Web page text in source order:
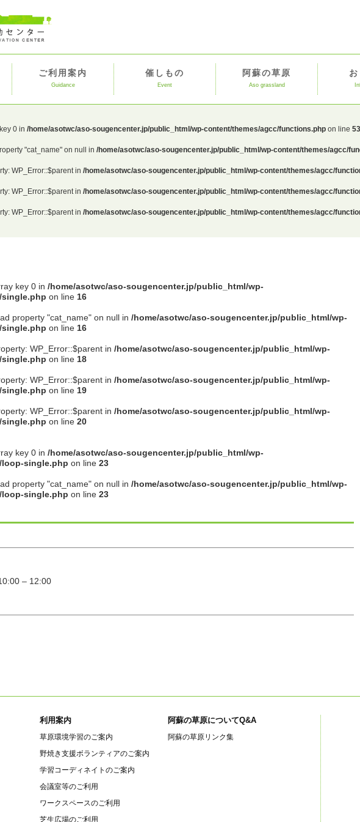
ご利用案内
Guidance
催しもの
Event
阿蘇の草原
Aso grassland
0 in /home/asotwc/aso-sougencenter.jp/public_html/wp-content/themes/agcc/functions.php on line
"cat_name" on null in /home/asotwc/aso-sougencenter.jp/public_html/wp-content/themes/agcc/
WP_Error::$parent in /home/asotwc/aso-sougencenter.jp/public_html/wp-content/themes/agcc/
WP_Error::$parent in /home/asotwc/aso-sougencenter.jp/public_html/wp-content/themes/agcc/
WP_Error::$parent in /home/asotwc/aso-sougencenter.jp/public_html/wp-content/themes/agcc/
key 0 in /home/asotwc/aso-sougencenter.jp/public_html/wp-
on line 16
property "cat_name" on null in /home/asotwc/aso-sougencenter.jp/public_html/wp-
on line 16
WP_Error::$parent in /home/asotwc/aso-sougencenter.jp/public_html/wp-
on line 18
WP_Error::$parent in /home/asotwc/aso-sougencenter.jp/public_html/wp-
on line 19
WP_Error::$parent in /home/asotwc/aso-sougencenter.jp/public_html/wp-
on line 20
key 0 in /home/asotwc/aso-sougencenter.jp/public_html/wp-
single.php on line 23
property "cat_name" on null in /home/asotwc/aso-sougencenter.jp/public_html/wp-
single.php on line 23
– 12:00
利用案内
草原環境学習のご案内
野焼き支援ボランティアのご案内
学習コーディネイトのご案内
会議室等のご利用
ワークスペースのご利用
芝生広場のご利用
阿蘇の草原についてQ&A
阿蘇の草原リンク集